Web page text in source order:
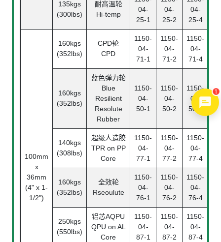
135kgs
(300lbs)
耐高温轮
Hi-temp
04-
25-1
04-
25-2
04-
25-4
100mm
x
36mm
(4" x 1-
1/2")
160kgs
(352lbs)
CPD轮
CPD
1150-
04-
71-1
1150-
04-
71-2
1150-
04-
71-4
160kgs
(352lbs)
蓝色弹力轮
Blue
Resilient
Resolute
Rubber
1150-
04-
50-1
1150-
04-
50-2
1150-
04-
50-4
140kgs
(308lbs)
超级人造胶
TPR on PP
Core
1150-
04-
77-1
1150-
04-
77-2
1150-
04-
77-4
160kgs
(352lbs)
全效轮
Rseoulute
1150-
04-
76-1
1150-
04-
76-2
1150-
04-
76-4
250kgs
(550lbs)
铝芯AQPU
QPU on AL
Core
1150-
04-
87-1
1150-
04-
87-2
1150-
04-
87-4
1